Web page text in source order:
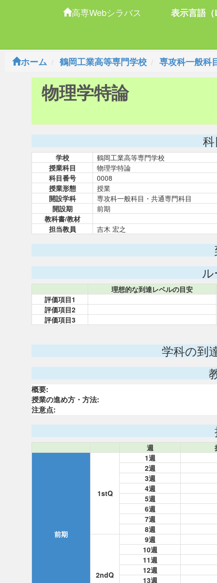
高専Webシラバス 表示言語
ホーム 鶴岡工業高等専門学校 専攻科一般科
物理学特論
学校
鶴岡工業高等専門学校
授業科目
物理学特論
科目番号
0008
授業形態
授業
開設学科
専攻科一般科目・共通専門科目
開設期
前期
教科書/教材
担当教員
吉木 宏之
理想的な到達レベルの目安
評価項目1
評価項目2
評価項目3
学科の到
概要:
授業の進め方・方法:
注意点:
週
前期
1stQ
1週
2週
3週
4週
5週
6週
7週
8週
2ndQ
9週
10週
11週
12週
13週